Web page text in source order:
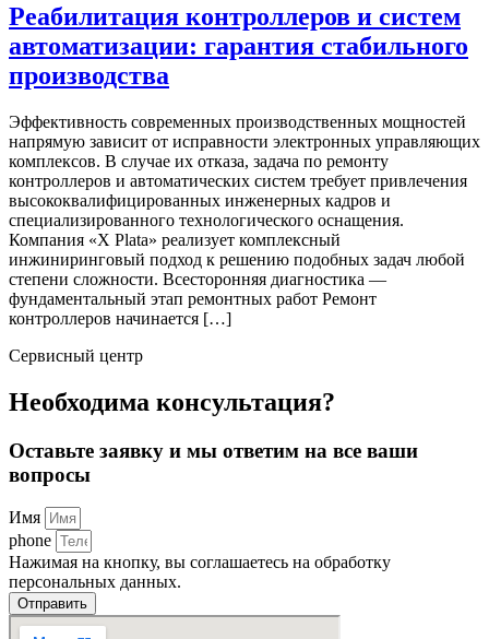
Реабилитация контроллеров и систем
автоматизации: гарантия стабильного
производства
Эффективность современных производственных мощностей
напрямую зависит от исправности электронных управляющих
комплексов. В случае их отказа, задача по ремонту
контроллеров и автоматических систем требует привлечения
высококвалифицированных инженерных кадров и
специализированного технологического оснащения.
Компания «X Plata» реализует комплексный
инжиниринговый подход к решению подобных задач любой
степени сложности. Всесторонняя диагностика —
фундаментальный этап ремонтных работ Ремонт
контроллеров начинается […]
Сервисный центр
Необходима консультация?
Оставьте заявку и мы ответим на все ваши
вопросы
Имя
phone
Нажимая на кнопку, вы соглашаетесь на обработку
персональных данных.
Отправить